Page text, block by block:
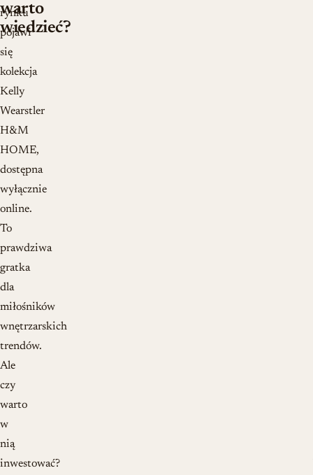
warto
wiedzieć?
rynku
pojawi
się
kolekcja
Kelly
Wearstler
H&M
HOME,
dostępna
wyłącznie
online.
To
prawdziwa
gratka
dla
miłośników
wnętrzarskich
trendów.
Ale
czy
warto
w
nią
inwestować?